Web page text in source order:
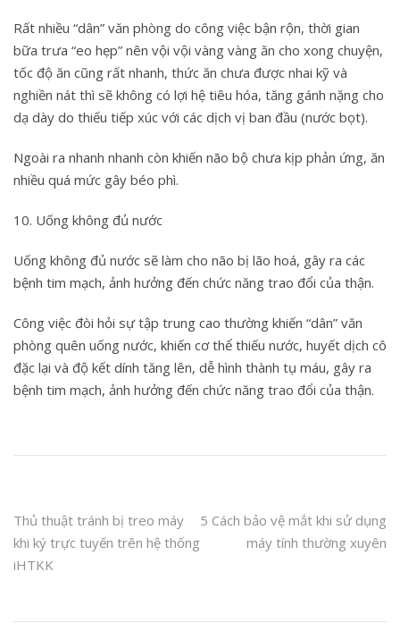
Rất nhiều “dân” văn phòng do công việc bận rộn, thời gian
bữa trưa “eo hẹp” nên vội vội vàng vàng ăn cho xong chuyện,
tốc độ ăn cũng rất nhanh, thức ăn chưa được nhai kỹ và
nghiền nát thì sẽ không có lợi hệ tiêu hóa, tăng gánh nặng cho
dạ dày do thiếu tiếp xúc với các dịch vị ban đầu (nước bọt).
Ngoài ra nhanh nhanh còn khiến não bộ chưa kịp phản ứng, ăn
nhiều quá mức gây béo phì.
10. Uống không đủ nước
Uống không đủ nước sẽ làm cho não bị lão hoá, gây ra các
bệnh tim mạch, ảnh hưởng đến chức năng trao đổi của thận.
Công việc đòi hỏi sự tập trung cao thường khiến “dân” văn
phòng quên uống nước, khiến cơ thể thiếu nước, huyết dịch cô
đặc lại và độ kết dính tăng lên, dễ hình thành tụ máu, gây ra
bệnh tim mạch, ảnh hưởng đến chức năng trao đổi của thận.
Post
navigation
Thủ thuật tránh bị treo máy
khi ký trực tuyến trên hệ thống
iHTKK
5 Cách bảo vệ mắt khi sử dụng
máy tính thường xuyên